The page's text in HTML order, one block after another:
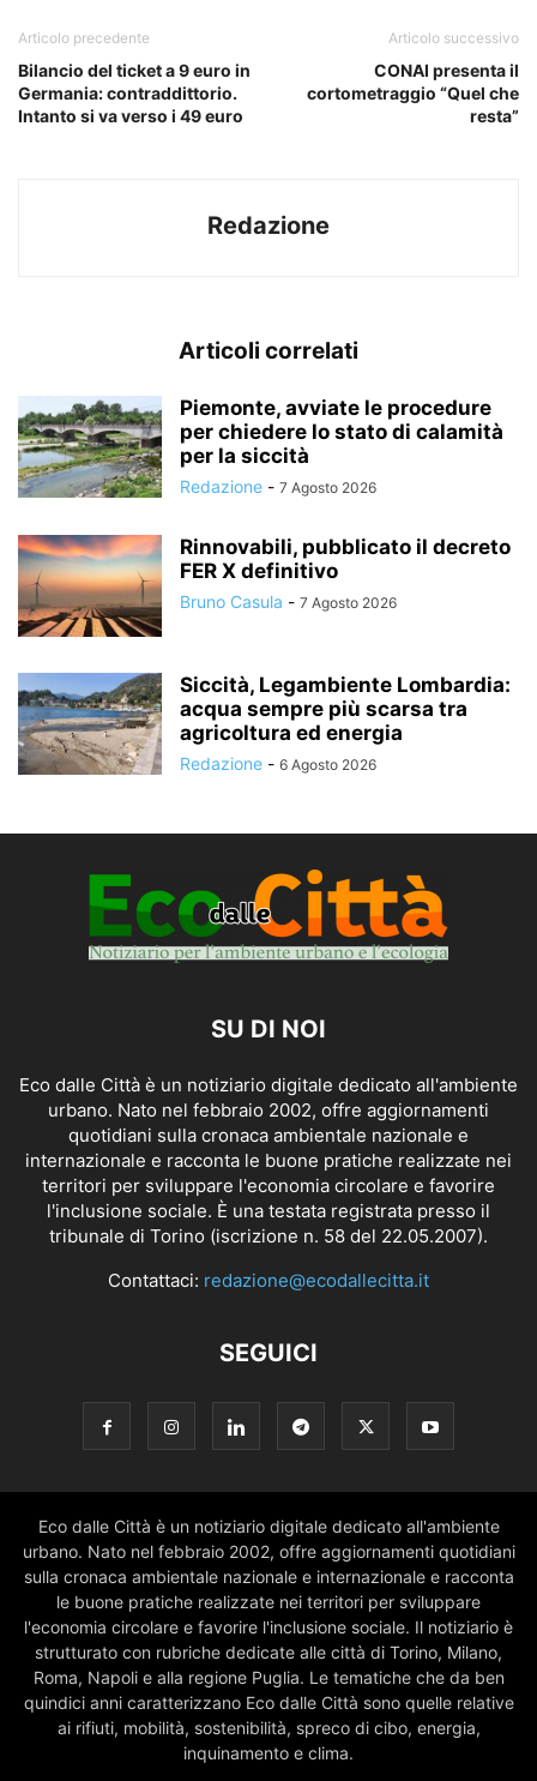
Articolo precedente
Bilancio del ticket a 9 euro in
Germania: contraddittorio.
Intanto si va verso i 49 euro
Articolo successivo
CONAI presenta il
cortometraggio “Quel che
resta”
Redazione
Articoli correlati
Piemonte, avviate le procedure
per chiedere lo stato di calamità
per la siccità
Redazione - 7 Agosto 2026
Rinnovabili, pubblicato il decreto
FER X definitivo
Bruno Casula - 7 Agosto 2026
Siccità, Legambiente Lombardia:
acqua sempre più scarsa tra
agricoltura ed energia
Redazione - 6 Agosto 2026
SU DI NOI
Eco dalle Città è un notiziario digitale dedicato all'ambiente
urbano. Nato nel febbraio 2002, offre aggiornamenti
quotidiani sulla cronaca ambientale nazionale e
internazionale e racconta le buone pratiche realizzate nei
territori per sviluppare l'economia circolare e favorire
l'inclusione sociale. È una testata registrata presso il
tribunale di Torino (iscrizione n. 58 del 22.05.2007).
Contattaci: redazione@ecodallecitta.it
SEGUICI
Eco dalle Città è un notiziario digitale dedicato all'ambiente
urbano. Nato nel febbraio 2002, offre aggiornamenti quotidiani
sulla cronaca ambientale nazionale e internazionale e racconta
le buone pratiche realizzate nei territori per sviluppare
l'economia circolare e favorire l'inclusione sociale. Il notiziario è
strutturato con rubriche dedicate alle città di Torino, Milano,
Roma, Napoli e alla regione Puglia. Le tematiche che da ben
quindici anni caratterizzano Eco dalle Città sono quelle relative
ai rifiuti, mobilità, sostenibilità, spreco di cibo, energia,
inquinamento e clima.